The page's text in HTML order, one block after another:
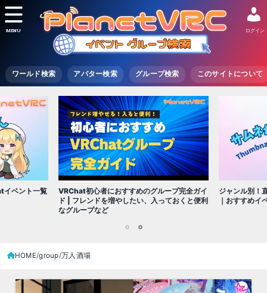
ワールド検索 アバター検索 グループ検索 このサイトについて
ログイン
MENU
イベント一覧
VRChat初心者におすすめのグループ完全ガイ
ド | フレンドを増やしたい、入っておくと便利
なグループなど
ジャンル別！
｜おすすめイ
HOME group 万人酒場